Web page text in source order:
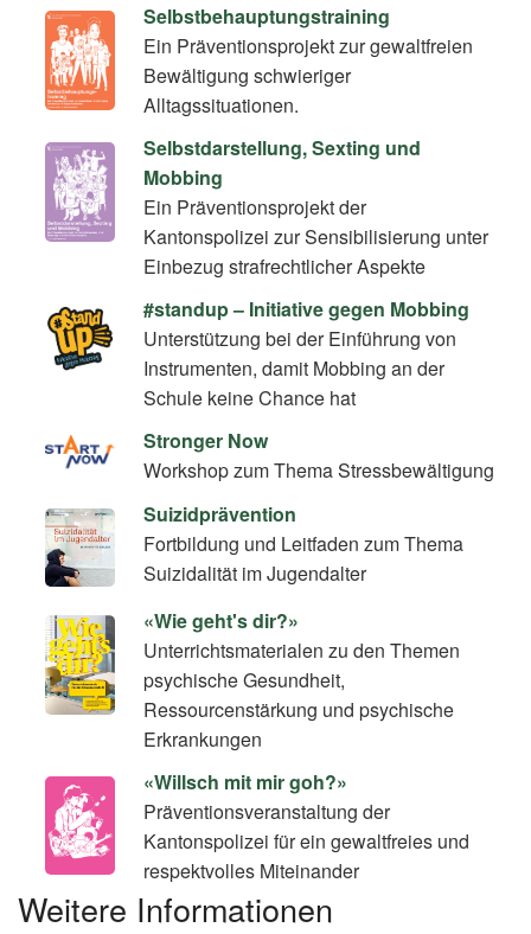
Selbstbehauptungstraining
Ein Präventionsprojekt zur gewaltfreien
Bewältigung schwieriger
Alltagssituationen.
Selbstdarstellung, Sexting und
Mobbing
Ein Präventionsprojekt der
Kantonspolizei zur Sensibilisierung unter
Einbezug strafrechtlicher Aspekte
#standup – Initiative gegen Mobbing
Unterstützung bei der Einführung von
Instrumenten, damit Mobbing an der
Schule keine Chance hat
Stronger Now
Workshop zum Thema Stressbewältigung
Suizidprävention
Fortbildung und Leitfaden zum Thema
Suizidalität im Jugendalter
«Wie geht's dir?»
Unterrichtsmaterialen zu den Themen
psychische Gesundheit,
Ressourcenstärkung und psychische
Erkrankungen
«Willsch mit mir goh?»
Präventionsveranstaltung der
Kantonspolizei für ein gewaltfreies und
respektvolles Miteinander
Weitere Informationen